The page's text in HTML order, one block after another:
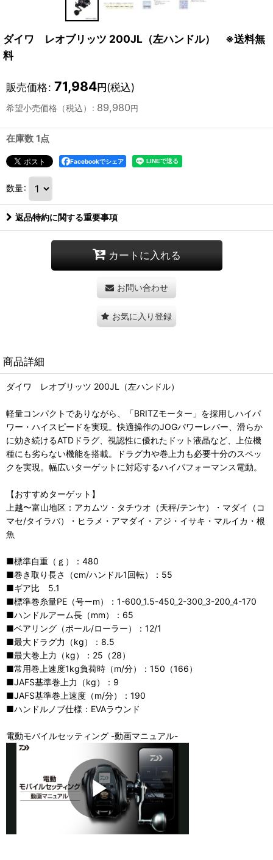
ダイワ レオブリッツ 200JL（左ハンドル） ※送料無
料
販売価格: 71,984円(税込)
希望小売価格（税込） : 89,980円
在庫数 1点
Facebookでシェア
数量:
返品特約に関する重要事項
カートに入れる
お問い合わせ
お気に入り登録
商品詳細
ダイワ レオブリッツ 200JL（左ハンドル）
軽量コンパクトでありながら、「BRITZモーター」を採用しハイパ
ワー・ハイスピードを実現。快適操作のJOGパワーレバー、滑らか
に効き続けるATDドラグ、視認性に優れたドット液晶など、上位機
種にも劣らない機能を搭載。ドラグ力や巻上力も必要十分のスペッ
クを実現。幅広いターゲットに対応するハイパフォーマンス電動。
【おすすめターゲット】
上越〜富山地区：アカムツ・タチウオ（天秤/テンヤ）・マダイ（コ
マセ/タイラバ）・ヒラメ・アマダイ・アジ・イサキ・マルイカ・根
魚
■標準自重（ｇ）：480
■巻き取り長さ（cm/ハンドル1回転）：55
■ギア比 5.1
■標準巻糸量PE（号ーm）：1-600_1.5-450_2-300_3-200_4-170
■ハンドルアーム長（mm）：65
■ベアリング（ボール/ローラー）：12/1
■最大ドラグ力（kg）：8.5
■最大巻上力（kg）：25（28）
■常用巻上速度1kg負荷時（m/分）：150（166）
■JAFS基準巻上力（kg）：9
■JAFS基準巻上速度（m/分）：190
■ハンドルノブ仕様：EVAラウンド
電動モバイルセッティング -動画マニュアル-